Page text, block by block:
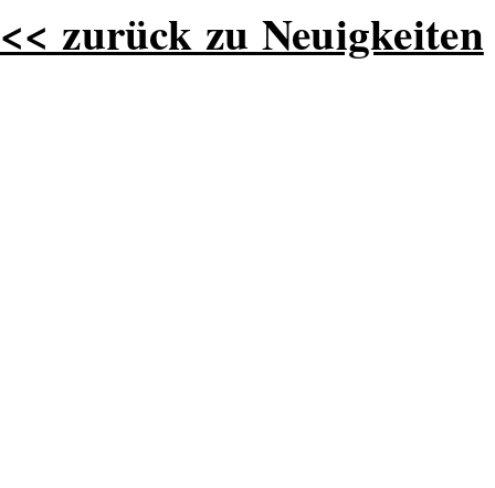
<< zurück zu Neuigkeiten